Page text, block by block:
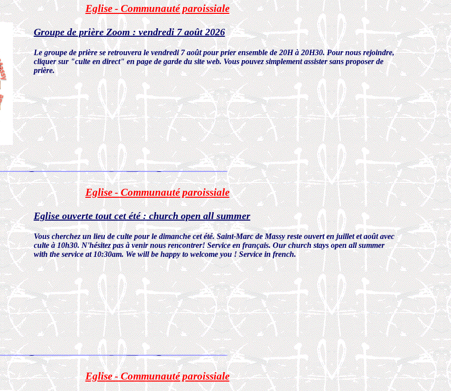
Eglise - Communauté paroissiale
Groupe de prière Zoom : vendredi 7 août 2026
Le groupe de prière se retrouvera le vendredi 7 août pour prier ensemble de 20H à 20H30. Pour nous rejoindre,
cliquer sur "culte en direct" en page de garde du site web. Vous pouvez simplement assister sans proposer de
prière.
Eglise - Communauté paroissiale
Eglise ouverte tout cet été : church open all summer
Vous cherchez un lieu de culte pour le dimanche cet été. Saint-Marc de Massy reste ouvert en juillet et août avec
culte à 10h30. N'hésitez pas à venir nous rencontrer! Service en français. Our church stays open all summer
with the service at 10:30am. We will be happy to welcome you ! Service in french.
Eglise - Communauté paroissiale